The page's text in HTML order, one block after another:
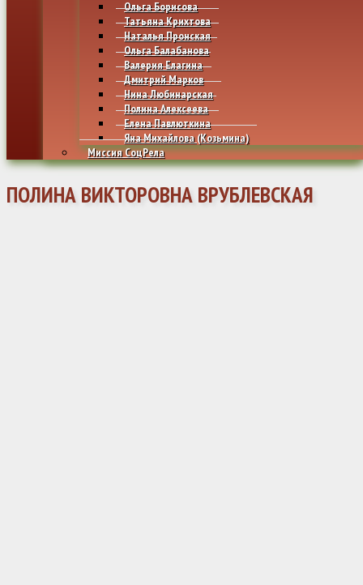
Ольга Борисова
Татьяна Крихтова
Наталья Пронская
Ольга Балабанова
Валерия Елагина
Дмитрий Марков
Нина Любинарская
Полина Алексеева
Елена Павлюткина
Яна Михайлова (Козьмина)
Миссия СоцРела
ПОЛИНА ВИКТОРОВНА ВРУБЛЕВСКАЯ